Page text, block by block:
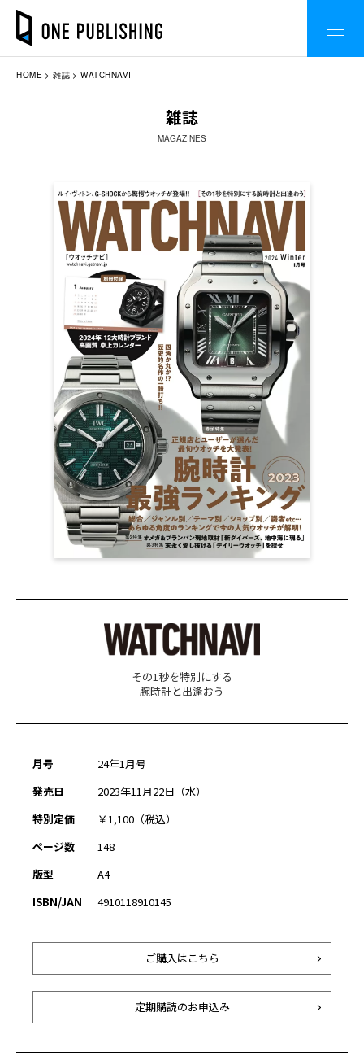
HOME 雑誌 WATCHNAVI
雑誌
MAGAZINES
その1秒を特別にする
腕時計と出逢おう
月号
24年1月号
発売日
2023年11月22日（水）
特別定価
￥1,100（税込）
ページ数
148
版型
A4
ISBN/JAN
4910118910145
ご購入はこちら
定期購読のお申込み